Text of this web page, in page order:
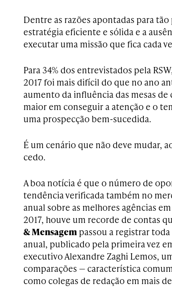
Dentre as razões apontadas para
estratégia eficiente e sólida e a
executar uma missão que fica cada
Para 34% dos entrevistados pela
2017 foi mais difícil do que no ano
aumento da influência das mesas
maior em conseguir a atenção e o
uma prospecção bem-sucedida.
É um cenário que não deve mudar,
cedo.
A boa notícia é que o número de
tendência verificada também no
anual sobre as melhores agências
2017, houve um recorde de contas
& Mensagem passou a registrar
anual, publicado pela primeira vez
executivo Alexandre Zaghi Lemos,
comparações — característica
como colegas de redação em mais